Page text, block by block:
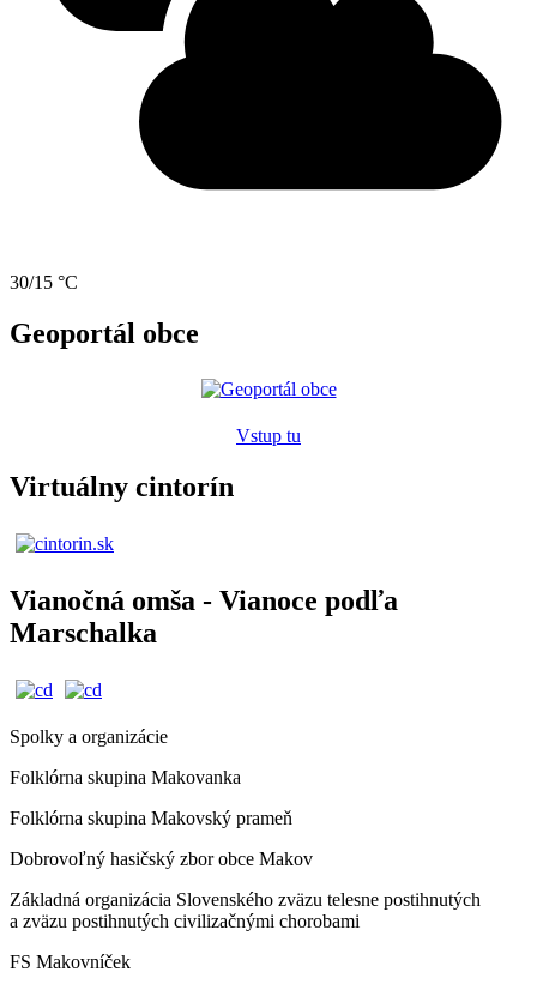
30/15 °C
Geoportál obce
Vstup tu
Virtuálny cintorín
Vianočná omša - Vianoce podľa
Marschalka
Spolky a organizácie
Folklórna skupina Makovanka
Folklórna skupina Makovský prameň
Dobrovoľný hasičský zbor obce Makov
Základná organizácia Slovenského zväzu telesne postihnutých
a zväzu postihnutých civilizačnými chorobami
FS Makovníček